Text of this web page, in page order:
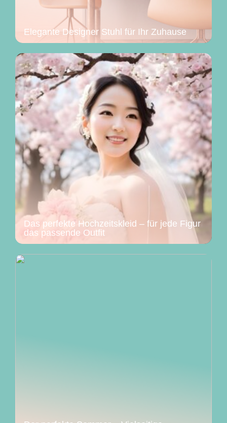
Elegante Designer Stuhl für Ihr Zuhause
Das perfekte Hochzeitskleid – für jede Figur
das passende Outfit